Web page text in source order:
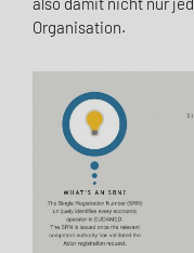
Organisation.